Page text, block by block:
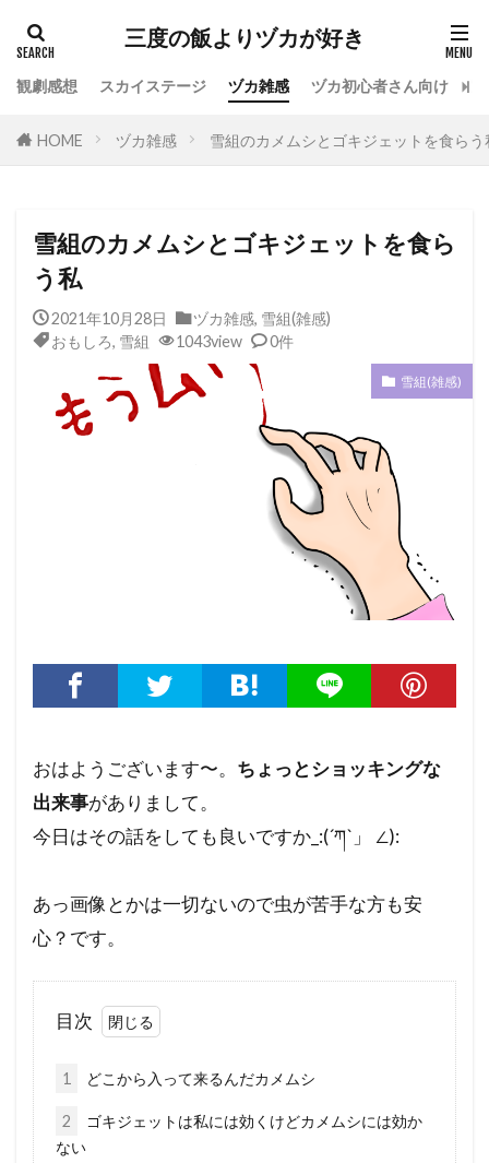
三度の飯よりヅカが好き
観劇感想 スカイステージ ヅカ雑感 ヅカ初心者さん向け
HOME ヅカ雑感 雪組のカメムシとゴキジェットを食らう
雪組のカメムシとゴキジェットを食ら
う私
2021年10月28日 ヅカ雑感, 雪組(雑感)
おもしろ, 雪組 1043view 0件
雪組(雑感)
おはようございます〜。 ちょっとショッキングな
出来事がありまして。
今日はその話をしても良いですか_:(´ཀ`」 ∠):
あっ画像とかは一切ないので虫が苦手な方も安
心？です。
目次
1 どこから入って来るんだカメムシ
2
ゴキジェットは私には効くけどカメムシには効か
ない
専科 花組 月組 雪組
星組
スカステ
レヴュースタァライト
大人会
おすすめ飲食店
拍手
初観劇
観劇マナー
かげきしょうじょ!!